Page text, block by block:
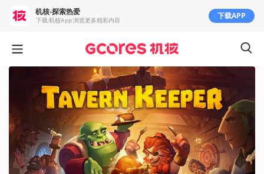
机核-探索热爱
下载 机核App 浏览更多精彩内容 下载APP